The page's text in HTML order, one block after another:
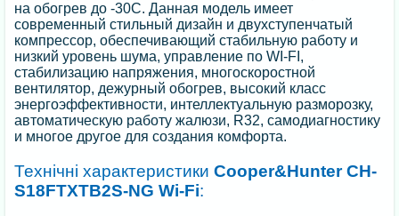
на обогрев до -30С. Данная модель имеет
современный стильный дизайн и двухступенчатый
компрессор, обеспечивающий стабильную работу и
низкий уровень шума, управление по WI-FI,
стабилизацию напряжения, многоскоростной
вентилятор, дежурный обогрев, высокий класс
энергоэффективности, интеллектуальную разморозку,
автоматическую работу жалюзи, R32, самодиагностику
и многое другое для создания комфорта.
Технічні характеристикиCooper&Hunter CH-
S18FTXTB2S-NG Wi-Fi: